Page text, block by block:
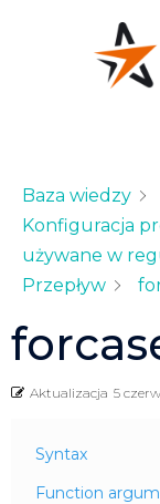
Baza wiedzy
Konfiguracja
używane w
Przepływ
Aktualizacja 5
Syntax
Function